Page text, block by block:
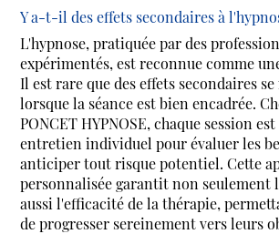
Y a-t-il des effets secondaires à
L'hypnose, pratiquée par des
expérimentés, est reconnue comme
Il est rare que des effets secondaires
lorsque la séance est bien encadrée.
PONCET HYPNOSE, chaque session
entretien individuel pour évaluer les
anticiper tout risque potentiel. Cette
personnalisée garantit non seulement
aussi l'efficacité de la thérapie,
de progresser sereinement vers leurs